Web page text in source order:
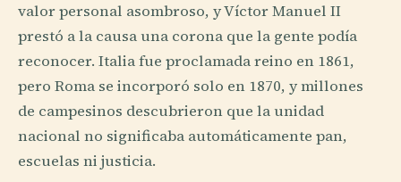
valor personal asombroso, y Víctor Manuel II
prestó a la causa una corona que la gente podía
reconocer. Italia fue proclamada reino en 1861,
pero Roma se incorporó solo en 1870, y millones
de campesinos descubrieron que la unidad
nacional no significaba automáticamente pan,
escuelas ni justicia.